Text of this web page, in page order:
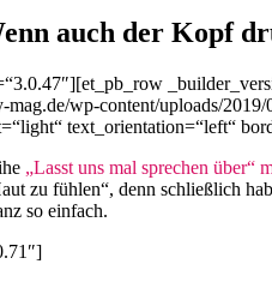
auch der Kopf
mag.de/wp-content/uploads/
text_orientation=“left“
„Lasst uns mal sprechen über“
zu fühlen“, denn schließlich
so einfach.